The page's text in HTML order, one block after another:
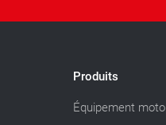
Produits
Équipement moto